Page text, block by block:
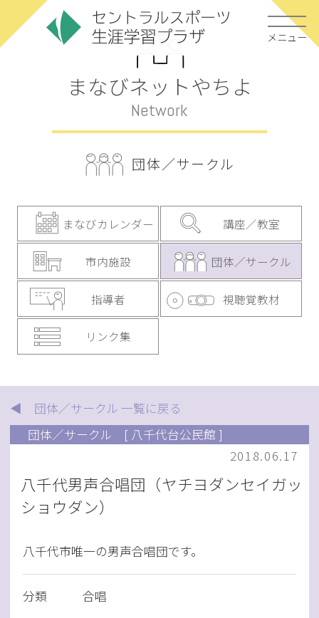
メニュー
まなびネットやちよ
Network
団体／サークル
まなびカレンダー 講座／教室
市内施設 団体／サークル
指導者 視聴覚教材
リンク集
◀ 団体／サークル 一覧に戻る
団体／サークル
[ 八千代台公民館 ]
2018.06.17
八千代男声合唱団（ヤチヨダンセイガッ
ショウダン）
八千代市唯一の男声合唱団です。
分類 合唱